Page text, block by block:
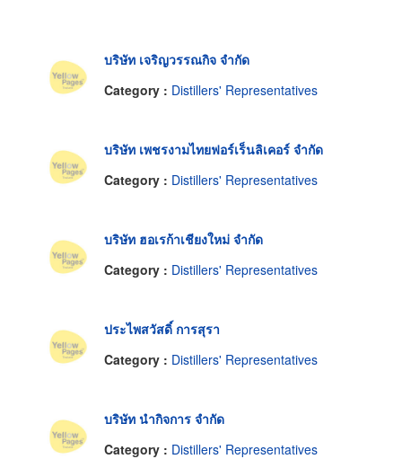
บริษัท เจริญวรรณกิจ จำกัด
Category : Distillers' Representatives
บริษัท เพชรงามไทยฟอร์เร็นลิเคอร์ จำกัด
Category : Distillers' Representatives
บริษัท ฮอเรก้าเชียงใหม่ จำกัด
Category : Distillers' Representatives
ประไพสวัสดิ์ การสุรา
Category : Distillers' Representatives
บริษัท นำกิจการ จำกัด
Category : Distillers' Representatives